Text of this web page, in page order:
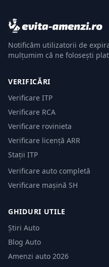
Notificăm utilizatorii de
mulțumim că ne folosești
VERIFICĂRI
Verificare ITP
Verificare RCA
Verificare rovinieta
Verificare licență ARR
Stații ITP
Verificare auto completă
Verificare mașină SH
GHIDURI UTILE
Știri Auto
Blog Auto
Amenzi auto 2026